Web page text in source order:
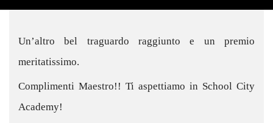
Un’altro bel traguardo raggiunto e un premio
meritatissimo.
Complimenti Maestro!! Ti aspettiamo in School City
Academy!